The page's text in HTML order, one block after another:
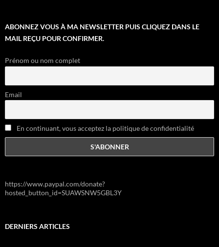
ABONNEZ VOUS À MA NEWSLETTER PUIS CLIQUEZ DANS LE
MAIL REÇU POUR CONFIRMER.
Prénom ou nom complet
Email
En continuant, vous acceptez la politique de confidentialité
https://www.paypal.com/donate?
hosted_button_id=SUAWSNW5GBL3Y
DERNIERS ARTICLES